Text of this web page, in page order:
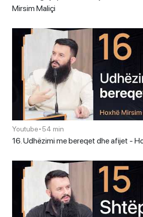
Mirsim Maliçi
Youtube•54 min
16. Udhëzimi me bereqet dhe afijet -